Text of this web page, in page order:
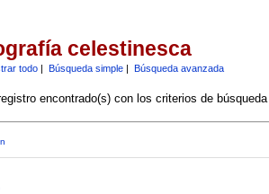
celestinesca
todo| Búsqueda simple| Búsqueda avanzada
encontrado(s) con los criterios de